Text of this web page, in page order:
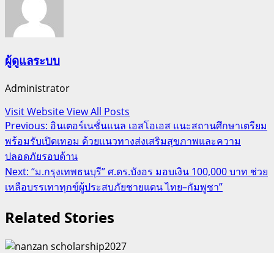
ผู้ดูแลระบบ
Administrator
Visit WebsiteView All Posts
Post
navigation
Previous: อินเตอร์เนชั่นแนล เอสโอเอส แนะสถานศึกษาเตรียม
พร้อมรับเปิดเทอม ด้วยแนวทางส่งเสริมสุขภาพและความ
ปลอดภัยรอบด้าน
Next: “ม.กรุงเทพธนบุรี” ศ.ดร.บังอร มอบเงิน 100,000 บาท ช่วย
เหลือบรรเทาทุกข์ผู้ประสบภัยชายแดน ไทย–กัมพูชา”
Related Stories